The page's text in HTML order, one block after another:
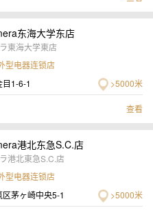
东海大学东店
東海大学東店
型电器连锁店
1-6-1
>5000米
查看
港北东急S.C.店
港北東急S.C.店
型电器连锁店
茅ヶ崎中央5-1
>5000米